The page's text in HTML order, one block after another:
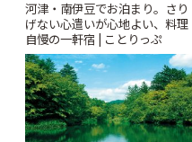
河津・南伊豆でお泊まり。さり
げない心遣いが心地よい、料理
自慢の一軒宿 | ことりっぷ